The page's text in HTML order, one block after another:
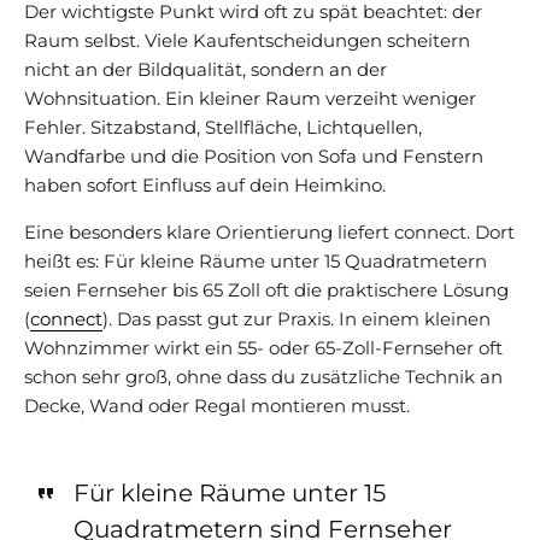
Der wichtigste Punkt wird oft zu spät beachtet: der
Raum selbst. Viele Kaufentscheidungen scheitern
nicht an der Bildqualität, sondern an der
Wohnsituation. Ein kleiner Raum verzeiht weniger
Fehler. Sitzabstand, Stellfläche, Lichtquellen,
Wandfarbe und die Position von Sofa und Fenstern
haben sofort Einfluss auf dein Heimkino.
Eine besonders klare Orientierung liefert connect. Dort
heißt es: Für kleine Räume unter 15 Quadratmetern
seien Fernseher bis 65 Zoll oft die praktischere Lösung
(connect). Das passt gut zur Praxis. In einem kleinen
Wohnzimmer wirkt ein 55- oder 65-Zoll-Fernseher oft
schon sehr groß, ohne dass du zusätzliche Technik an
Decke, Wand oder Regal montieren musst.
Für kleine Räume unter 15
Quadratmetern sind Fernseher